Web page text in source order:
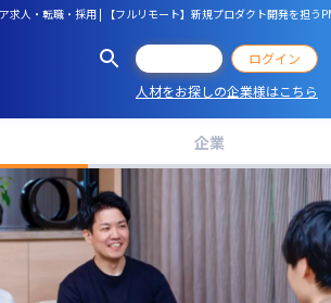
求人・転職・採用 | 【フルリモート】新規プロダクト開発を担う
ログイン
人材をお探しの企業様はこちら
企業